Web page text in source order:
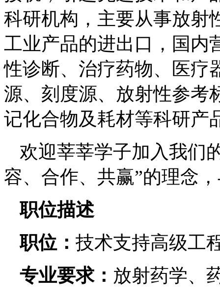
科研机构，主要从事放射
工业产品的进出口，国内
性诊断、治疗药物、医疗
源、刻度源、放射性参考
记化合物及耗材等科研产
欢迎莘莘学子加入我们
容、合作、共赢”的理念
职位描述
职位： 技术支持高级工
专业要求： 放射药学、